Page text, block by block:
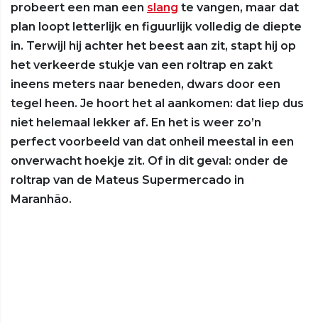
probeert een man een slang te vangen, maar dat
plan loopt letterlijk en figuurlijk volledig de diepte
in. Terwijl hij achter het beest aan zit, stapt hij op
het verkeerde stukje van een roltrap en zakt
ineens meters naar beneden, dwars door een
tegel heen. Je hoort het al aankomen: dat liep dus
niet helemaal lekker af. En het is weer zo’n
perfect voorbeeld van dat onheil meestal in een
onverwacht hoekje zit. Of in dit geval: onder de
roltrap van de Mateus Supermercado in
Maranhão.